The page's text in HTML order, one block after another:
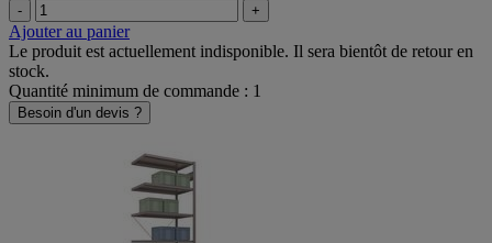
- +
Ajouter au panier
Le produit est actuellement indisponible. Il sera bientôt de retour en
stock.
Quantité minimum de commande : 1
Besoin d'un devis ?